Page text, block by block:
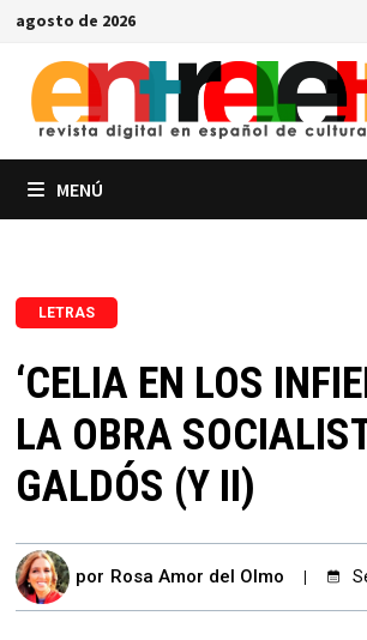
Saltar
contenido
agosto de 2026
MENÚ
LETRAS
‘CELIA EN LOS
LA OBRA
GALDÓS (Y II)
por Rosa Amor del Olmo